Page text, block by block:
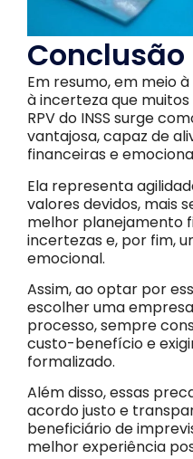
Conclusão
Em resumo, em meio
à incerteza que
RPV do INSS surge
vantajosa, capaz de
financeiras e
Ela representa
valores devidos, mais
melhor planejamento
incertezas e, por fim,
emocional.
Assim, ao optar por
escolher uma
processo, sempre
custo-benefício e
formalizado.
Além disso, essas
acordo justo e
beneficiário de
melhor experiência